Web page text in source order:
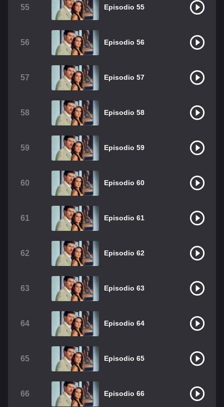
55 Episodio 55
56 Episodio 56
57 Episodio 57
58 Episodio 58
59 Episodio 59
60 Episodio 60
61 Episodio 61
62 Episodio 62
63 Episodio 63
64 Episodio 64
65 Episodio 65
66 Episodio 66